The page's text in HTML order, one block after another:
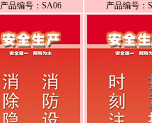
产品编号：SA06 产品编号：